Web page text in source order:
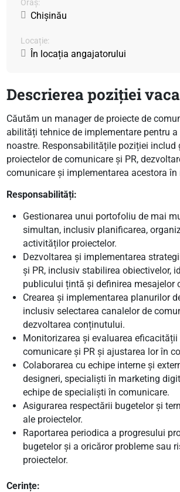
Oraș:
Chișinău
Locație:
În locația angajatorului
Descrierea poziției
Căutăm un manager de proiecte de
abilități tehnice de implementare pentru
noastre. Responsabilitățile poziției includ
proiectelor de comunicare și PR,
comunicare și implementarea acestora în
Responsabilități:
Gestionarea unui portofoliu de mai
simultan, inclusiv planificarea,
activităților proiectelor.
Dezvoltarea și implementarea
și PR, inclusiv stabilirea obiectivelor,
publicului țintă și definirea mesajelor
Crearea și implementarea planurilor
inclusiv selectarea canalelor de
dezvoltarea conținutului.
Monitorizarea și evaluarea
comunicare și PR și ajustarea lor în
Colaborarea cu echipe interne și
designeri, specialiști în marketing
echipe de specialiști în comunicare.
Asigurarea respectării bugetelor și
ale proiectelor.
Raportarea periodica a progresului
bugetelor și a oricăror probleme sau
proiectelor.
Cerințe: